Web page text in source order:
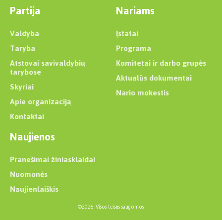
Partija
Valdyba
Taryba
Atstovai savivaldybių
tarybose
Skyriai
Apie organizaciją
Kontaktai
Nariams
Įstatai
Programa
Komitetai ir darbo grupės
Aktualūs dokumentai
Nario mokestis
Naujienos
Pranešimai žiniasklaidai
Nuomonės
Naujienlaiškis
©2026. Visos teisės saugomos.